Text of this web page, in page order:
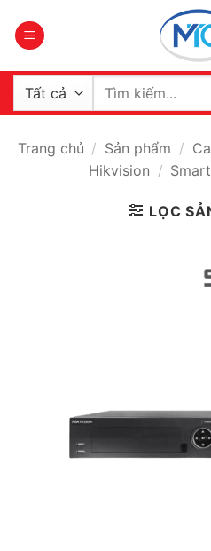
qua
dung
Tìm
Trang chủ / Sản phẩm /
Hikvision /
LỌC